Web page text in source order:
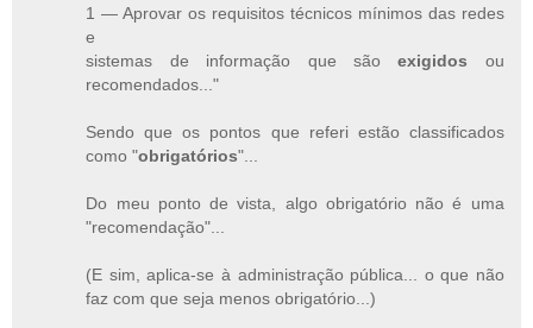
1 — Aprovar os requisitos técnicos mínimos das redes
e
sistemas de informação que sãoexigidos ou
recomendados..."
Sendo que os pontos que referi estão classificados
como "obrigatórios"...
Do meu ponto de vista, algo obrigatório não é uma
"recomendação"...
(E sim, aplica-se à administração pública... o que não
faz com que seja menos obrigatório...)